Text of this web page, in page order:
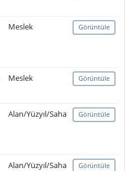
Meslek Görüntüle
Meslek Görüntüle
Alan/Yüzyıl/Saha Görüntüle
Alan/Yüzyıl/Saha Görüntüle